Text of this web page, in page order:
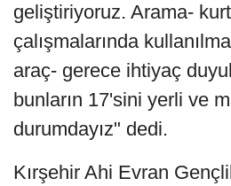
geliştiriyoruz. Arama-
çalışmalarında
araç- gerece ihtiyaç
bunların 17'sini yerli ve
durumdayız" dedi.
Kırşehir Ahi Evran